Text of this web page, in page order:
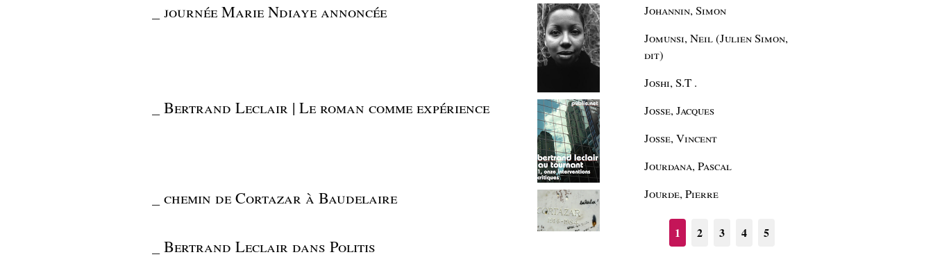
journée Marie Ndiaye annoncée
Bertrand Leclair | Le roman comme expérience
chemin de Cortazar à Baudelaire
Bertrand Leclair dans Politis
Johannin, Simon
Jomunsi, Neil (Julien Simon,
dit)
Joshi, S.T .
Josse, Jacques
Josse, Vincent
Jourdana, Pascal
Jourde, Pierre
1 2 3 4 5